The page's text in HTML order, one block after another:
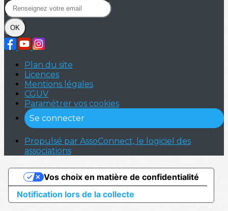
OK
Plan du site
Licences
Mentions légales
CGUV
Paramétrer vos cookies
Se connecter
Propulsé par AssoConnect, le logiciel des
associations
Notification lors de la collecte
Vos choix en matière de confidentialité